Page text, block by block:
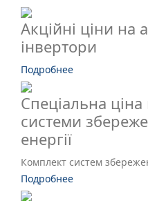
Акційні ціни на
інвертори
Подробнее
Спеціальна
системи
енергії
Комплект систем
Подробнее